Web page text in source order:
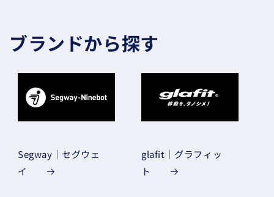
ブランドから探す
Segway｜セグウェ
イ
glafit｜グラフィッ
ト